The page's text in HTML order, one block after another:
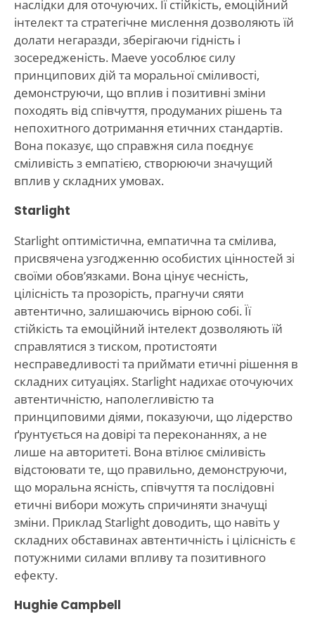
наслідки для оточуючих. Її стійкість, емоційний
інтелект та стратегічне мислення дозволяють їй
долати негаразди, зберігаючи гідність і
зосередженість. Maeve уособлює силу
принципових дій та моральної сміливості,
демонструючи, що вплив і позитивні зміни
походять від співчуття, продуманих рішень та
непохитного дотримання етичних стандартів.
Вона показує, що справжня сила поєднує
сміливість з емпатією, створюючи значущий
вплив у складних умовах.
Starlight
Starlight оптимістична, емпатична та смілива,
присвячена узгодженню особистих цінностей зі
своїми обов’язками. Вона цінує чесність,
цілісність та прозорість, прагнучи сяяти
автентично, залишаючись вірною собі. Її
стійкість та емоційний інтелект дозволяють їй
справлятися з тиском, протистояти
несправедливості та приймати етичні рішення в
складних ситуаціях. Starlight надихає оточуючих
автентичністю, наполегливістю та
принциповими діями, показуючи, що лідерство
ґрунтується на довірі та переконаннях, а не
лише на авторитеті. Вона втілює сміливість
відстоювати те, що правильно, демонструючи,
що моральна ясність, співчуття та послідовні
етичні вибори можуть спричиняти значущі
зміни. Приклад Starlight доводить, що навіть у
складних обставинах автентичність і цілісність є
потужними силами впливу та позитивного
ефекту.
Hughie Campbell